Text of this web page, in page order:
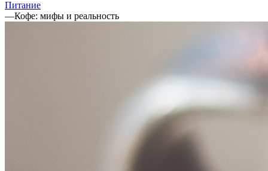
Питание
—Кофе: мифы и реальность